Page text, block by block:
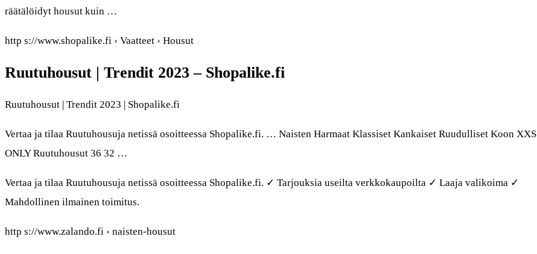
räätälöidyt housut kuin …
http s://www.shopalike.fi › Vaatteet › Housut
Ruutuhousut | Trendit 2023 – Shopalike.fi
Ruutuhousut | Trendit 2023 | Shopalike.fi
Vertaa ja tilaa Ruutuhousuja netissä osoitteessa Shopalike.fi. … Naisten Harmaat Klassiset Kankaiset Ruudulliset Koon XXS
ONLY Ruutuhousut 36 32 …
Vertaa ja tilaa Ruutuhousuja netissä osoitteessa Shopalike.fi. ✓ Tarjouksia useilta verkkokaupoilta ✓ Laaja valikoima ✓
Mahdollinen ilmainen toimitus.
http s://www.zalando.fi › naisten-housut